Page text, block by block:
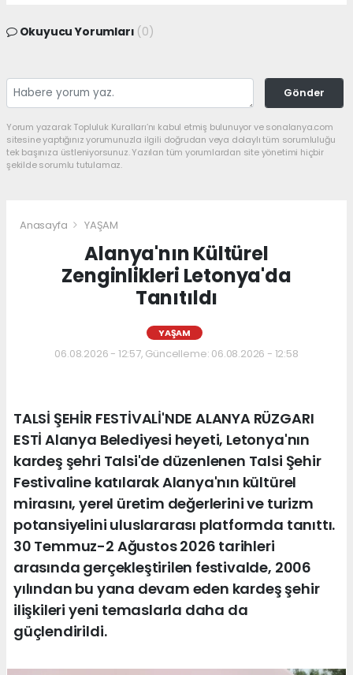
Okuyucu Yorumları (0)
Gönder
Yorum yazarak Topluluk Kuralları’nı kabul etmiş bulunuyor ve sonalanya.com
sitesine yaptığınız yorumunuzla ilgili doğrudan veya dolaylı tüm sorumluluğu
tek başınıza üstleniyorsunuz. Yazılan tüm yorumlardan site yönetimi hiçbir
şekilde sorumlu tutulamaz.
Anasayfa YAŞAM
Alanya'nın Kültürel
Zenginlikleri Letonya'da
Tanıtıldı
YAŞAM
06.08.2026 - 12:57, Güncelleme: 06.08.2026 - 12:58
TALSİ ŞEHİR FESTİVALİ'NDE ALANYA RÜZGARI
ESTİ Alanya Belediyesi heyeti, Letonya'nın
kardeş şehri Talsi'de düzenlenen Talsi Şehir
Festivaline katılarak Alanya'nın kültürel
mirasını, yerel üretim değerlerini ve turizm
potansiyelini uluslararası platformda tanıttı.
30 Temmuz-2 Ağustos 2026 tarihleri
arasında gerçekleştirilen festivalde, 2006
yılından bu yana devam eden kardeş şehir
ilişkileri yeni temaslarla daha da
güçlendirildi.